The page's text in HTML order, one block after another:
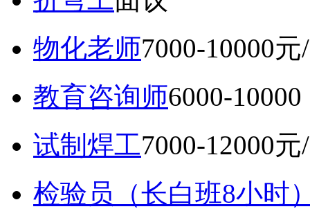
物化老师7000-10000元
教育咨询师6000-
试制焊工7000-12000元
检验员（长白班8小时